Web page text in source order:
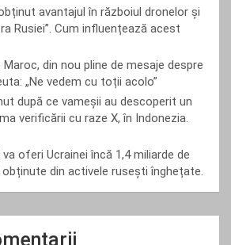
avantajul în războiul dronelor și
Rusiei”. Cum influențează acest
din nou pline de mesaje despre
„Ne vedem cu toții acolo”
după ce vameșii au descoperit un
verificării cu raze X, în Indonezia.
va oferi Ucrainei încă 1,4 miliarde de
din activele rusești înghețate.